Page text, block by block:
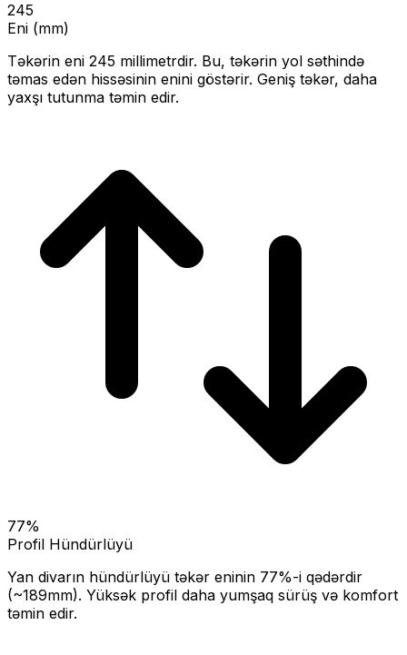
245
Eni (mm)
Təkərin eni 245 millimetrdir. Bu, təkərin yol səthində
təmas edən hissəsinin enini göstərir. Geniş təkər, daha
yaxşı tutunma təmin edir.
77%
Profil Hündürlüyü
Yan divarın hündürlüyü təkər eninin 77%-i qədərdir
(~189mm). Yüksək profil daha yumşaq sürüş və komfort
təmin edir.